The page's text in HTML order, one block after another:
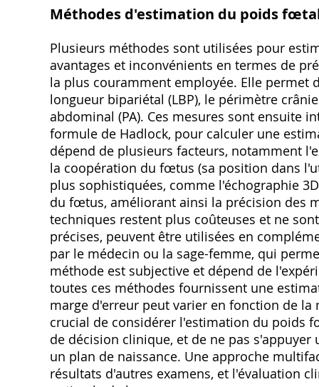
Méthodes d'estimation du poids
Plusieurs méthodes sont utilisées pour
avantages et inconvénients en termes de
la plus couramment employée. Elle
longueur bipariétal (LBP), le périmètre
abdominal (PA). Ces mesures sont ensuite
formule de Hadlock, pour calculer une
dépend de plusieurs facteurs, notamment
la coopération du fœtus (sa position dans
plus sophistiquées, comme l'échographie
du fœtus, améliorant ainsi la précision des
techniques restent plus coûteuses et ne
précises, peuvent être utilisées en
par le médecin ou la sage-femme, qui
méthode est subjective et dépend de
toutes ces méthodes fournissent une
marge d'erreur peut varier en fonction de
crucial de considérer l'estimation du poids
de décision clinique, et de ne pas
un plan de naissance. Une approche
résultats d'autres examens, et l'évaluation